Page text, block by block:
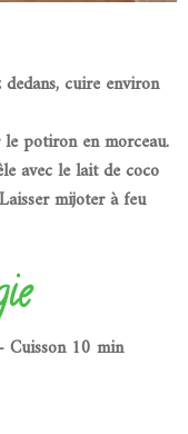
cuire environ
potiron en morceau.
avec le lait de coco
mijoter à feu
10 min